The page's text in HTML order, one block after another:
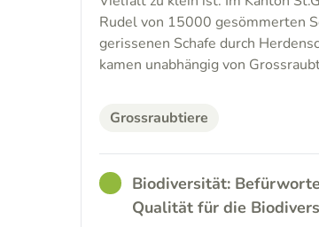
Rudel von 15000 gesömmerten
gerissenen Schafe durch
kamen unabhängig von
Grossraubtiere
GOODBiodiversität:
Qualität für die